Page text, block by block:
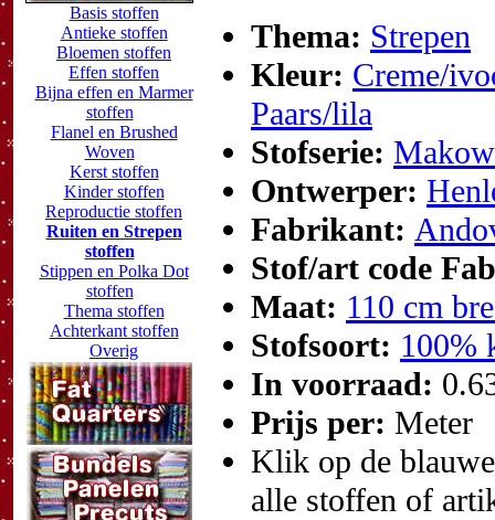
Basis stoffen
Antieke stoffen
Bloemen stoffen
Effen stoffen
Bijna effen en Marmer
stoffen
Flanel en Brushed
Woven
Kerst stoffen
Kinder stoffen
Reproductie stoffen
Ruiten en Strepen
stoffen
Stippen en Polka Dot
stoffen
Thema stoffen
Achterkant stoffen
Overig
Thema: Strepen
Kleur: Creme/
Paars/lila
Stofserie:
Ontwerper:
Fabrikant:
Stof/art code
Maat: 110 cm
Stofsoort: 100%
In voorraad:
Prijs per: Meter
Klik op de
alle stoffen of